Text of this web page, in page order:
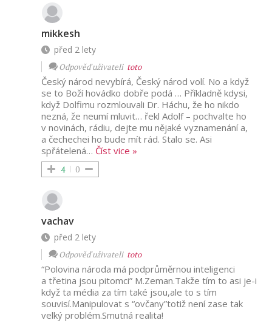
mikkesh
před 2 lety
Odpověď uživateli toto
Český národ nevybírá, Český národ volí. No a když
se to Boží hovádko dobře podá … Příkladně kdysi,
když Dolfimu rozmlouvali Dr. Háchu, že ho nikdo
nezná, že neumí mluvit… řekl Adolf – pochvalte ho
v novinách, rádiu, dejte mu nějaké vyznamenání a,
a čechechei ho bude mít rád. Stalo se. Asi
spřátelená… Číst vice »
4 0
vachav
před 2 lety
Odpověď uživateli toto
“Polovina národa má podprůměrnou inteligenci
a třetina jsou pitomci” M.Zeman.Takže tím to asi je-i
když ta média za tím také jsou,ale to s tím
souvisí.Manipulovat s “ovčany”totiž není zase tak
velký problém.Smutná realita!